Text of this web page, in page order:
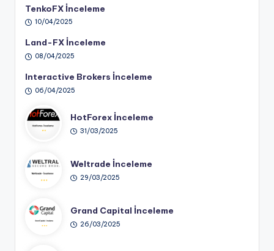
TenkoFX İnceleme
10/04/2025
Land-FX İnceleme
08/04/2025
Interactive Brokers İnceleme
06/04/2025
HotForex İnceleme
31/03/2025
Weltrade İnceleme
29/03/2025
Grand Capital İnceleme
26/03/2025